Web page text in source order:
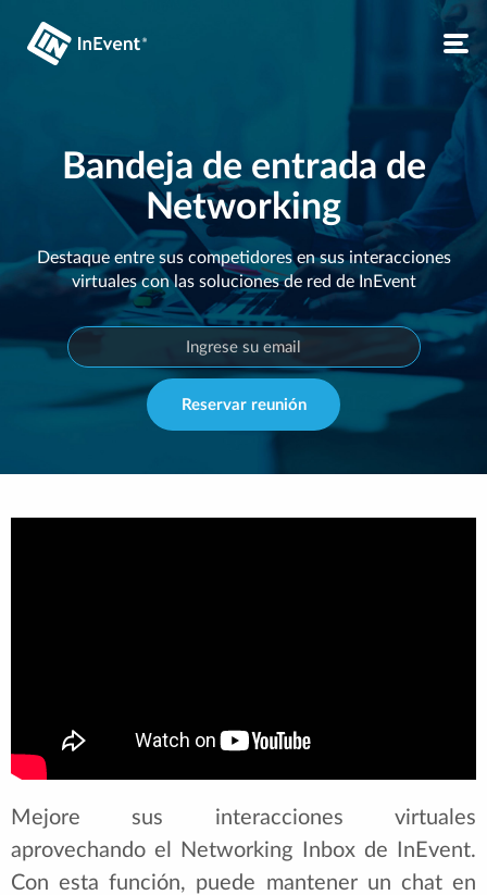
Bandeja de entrada de
Networking
Destaque entre sus competidores en sus interacciones
virtuales con las soluciones de red de InEvent
Reservar reunión
Mejore sus interacciones virtuales
aprovechando el Networking Inbox de InEvent.
Con esta función, puede mantener un chat en